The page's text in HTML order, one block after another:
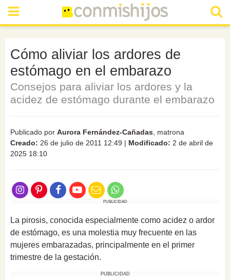
Cómo aliviar los ardores de
estómago en el embarazo
Consejos para aliviar los ardores y la
acidez de estómago durante el embarazo
Publicado por Aurora Fernández-Cañadas , matrona
Creado: 26 de julio de 2011 12:49 | Modificado: 2 de abril de
2025 18:10
PUBLICIDAD
La pirosis, conocida especialmente como acidez o ardor
de estómago, es una molestia muy frecuente en las
mujeres embarazadas, principalmente en el primer
trimestre de la gestación.
PUBLICIDAD